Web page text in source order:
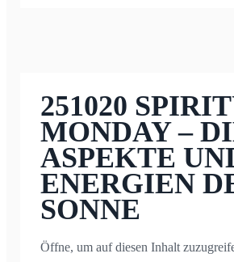
251020
MONDAY –
ASPEKTE
ENERGIEN
SONNE
Öffne, um auf diesen Inhalt